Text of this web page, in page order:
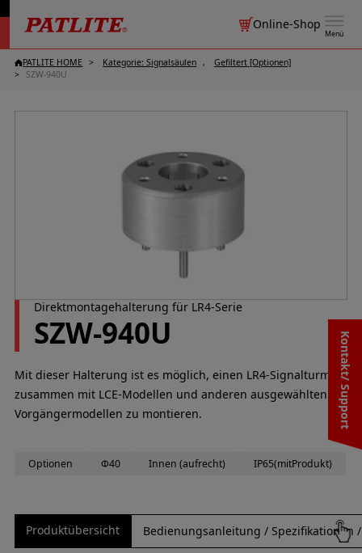
Menü
Online-Shop
Kontakt/ Support
PATLITE HOME Kategorie: Signalsäulen
Gefiltert [Optionen]
SZW-940U
Direktmontagehalterung für LR4-Serie
SZW-940U
Mit dieser Halterung ist es möglich, einen LR4-Signalturm
zusammen mit LCE-Modellen und anderen ausgewählten
Vorgängermodellen zu montieren.
Optionen Φ40 Innen (aufrecht) IP65(mitProdukt)
Produktübersicht Bedienungsanleitung / Spezifikationen